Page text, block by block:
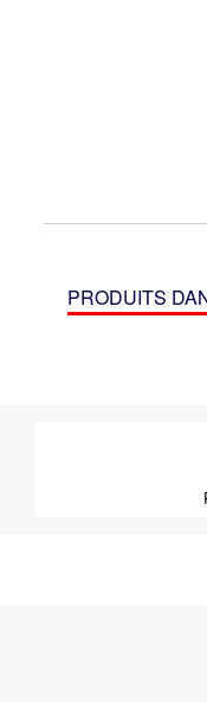
PRODUITS